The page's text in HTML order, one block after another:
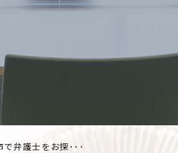
弁護士をお探･･･